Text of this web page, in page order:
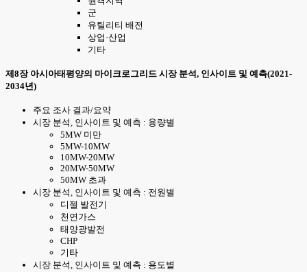
군
유틸리티 배전
상업·산업
기타
제8장 아시아태평양의 마이크로그리드 시장 분석, 인사이트 및 예측(2021-
2034년)
주요 조사 결과/요약
시장 분석, 인사이트 및 예측 : 용량별
5MW 미만
5MW-10MW
10MW-20MW
20MW-50MW
50MW 초과
시장 분석, 인사이트 및 예측 : 전원별
디젤 발전기
천연가스
태양광발전
CHP
기타
시장 분석, 인사이트 및 예측 : 용도별